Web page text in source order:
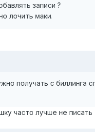
записи ?
лочить маки.
получать с биллинга
часто лучше не писать